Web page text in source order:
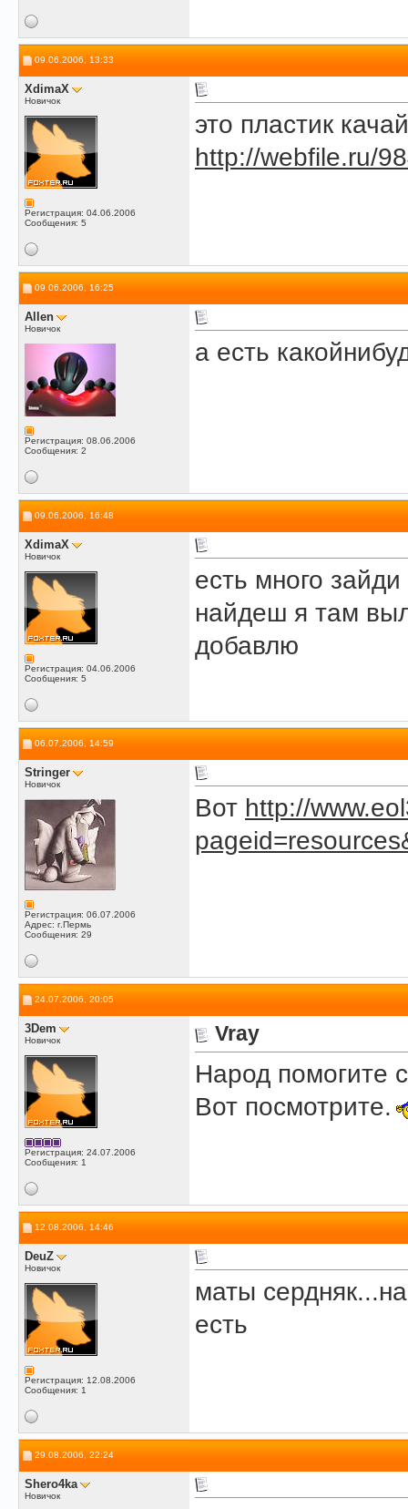
09.06.2006, 13:33
XdimaX
Новичок
Регистрация: 04.06.2006
Сообщения: 5
это пластик
http://webfile.ru/
09.06.2006, 16:25
Allen
Новичок
Регистрация: 08.06.2006
Сообщения: 2
а есть
09.06.2006, 16:48
XdimaX
Новичок
Регистрация: 04.06.2006
Сообщения: 5
есть много
найдеш я там
добавлю
06.07.2006, 14:59
Stringer
Новичок
Регистрация: 06.07.2006
Адрес: г.Пермь
Сообщения: 29
Вот http://
24.07.2006, 20:05
3Dem
Новичок
Регистрация: 24.07.2006
Сообщения: 1
Vray
Народ помогите
Вот посмотрите.
12.08.2006, 14:46
DeuZ
Новичок
Регистрация: 12.08.2006
Сообщения: 1
маты
есть
29.08.2006, 22:24
Shero4ka
Новичок